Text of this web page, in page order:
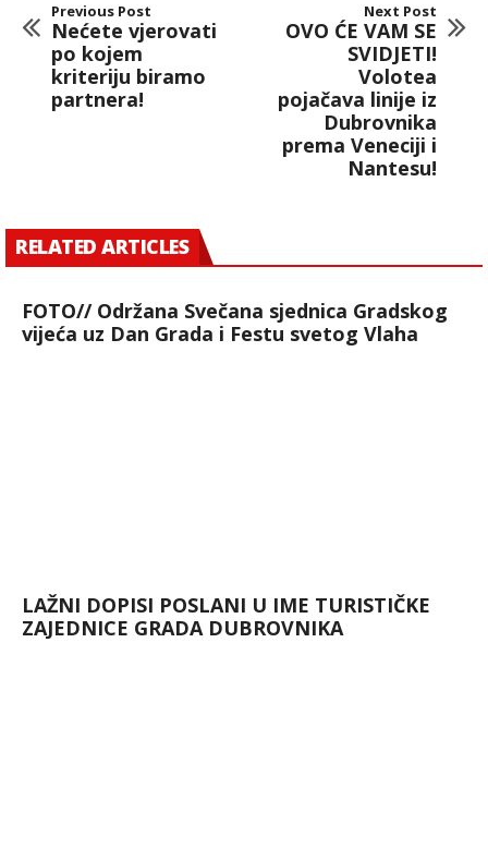
Previous Post
Nećete vjerovati
po kojem
kriteriju biramo
partnera!
Next Post
OVO ĆE VAM SE
SVIDJETI!
Volotea
pojačava linije iz
Dubrovnika
prema Veneciji i
Nantesu!
RELATED ARTICLES
FOTO// Održana Svečana sjednica Gradskog
vijeća uz Dan Grada i Festu svetog Vlaha
LAŽNI DOPISI POSLANI U IME TURISTIČKE
ZAJEDNICE GRADA DUBROVNIKA